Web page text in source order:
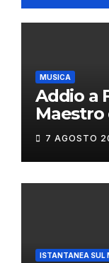
MUSICA
Addio a
Maestro
d’autore
7 AGOSTO
ISTANTANEA SUL